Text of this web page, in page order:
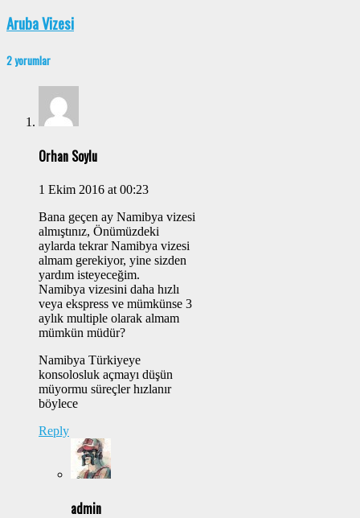
Aruba Vizesi
2 yorumlar
Orhan Soylu
1 Ekim 2016 at 00:23
Bana geçen ay Namibya vizesi
almıştınız, Önümüzdeki
aylarda tekrar Namibya vizesi
almam gerekiyor, yine sizden
yardım isteyeceğim.
Namibya vizesini daha hızlı
veya ekspress ve mümkünse 3
aylık multiple olarak almam
mümkün müdür?
Namibya Türkiyeye
konsolosluk açmayı düşün
müyormu süreçler hızlanır
böylece
Reply
admin